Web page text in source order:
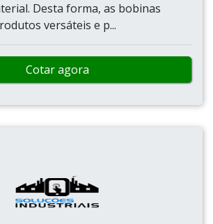
Desta forma, as bobinas
versáteis e p...
Cotar agora